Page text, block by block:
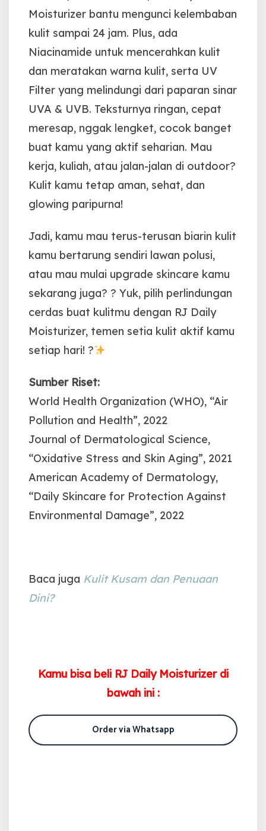
Moisturizer bantu mengunci kelembaban
kulit sampai 24 jam. Plus, ada
Niacinamide untuk mencerahkan kulit
dan meratakan warna kulit, serta UV
Filter yang melindungi dari paparan sinar
UVA & UVB. Teksturnya ringan, cepat
meresap, nggak lengket, cocok banget
buat kamu yang aktif seharian. Mau
kerja, kuliah, atau jalan-jalan di outdoor?
Kulit kamu tetap aman, sehat, dan
glowing paripurna!
Jadi, kamu mau terus-terusan biarin kulit
kamu bertarung sendiri lawan polusi,
atau mau mulai upgrade skincare kamu
sekarang juga? ? Yuk, pilih perlindungan
cerdas buat kulitmu dengan RJ Daily
Moisturizer, temen setia kulit aktif kamu
setiap hari! ?
Sumber Riset:
World Health Organization (WHO), “Air
Pollution and Health”, 2022
Journal of Dermatological Science,
“Oxidative Stress and Skin Aging”, 2021
American Academy of Dermatology,
“Daily Skincare for Protection Against
Environmental Damage”, 2022
Baca juga Kulit Kusam dan Penuaan
Dini?
Kamu bisa beli RJ Daily Moisturizer di
bawah ini :
Order via Whatsapp